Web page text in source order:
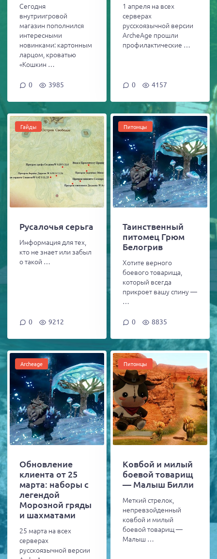
Сегодня
внутриигровой
магазин пополнился
интересными
новинками: картонным
ларцом, кроватью
«Кошкин …
0 3985
1 апреля на всех
серверах
русскоязычной версии
ArcheAge прошли
профилактические …
0 4157
Гайды
Русалочья серьга
Информация для тех,
кто не знает или забыл
о такой …
0 9212
Питомцы
Таинственный
питомец Грюм
Белогрив
Хотите верного
боевого товарища,
который всегда
прикроет вашу спину —
…
0 8835
Archeage
Обновление
клиента от 25
марта: наборы с
легендой
Морозной гряды
и шахматами
25 марта на всех
серверах
русскоязычной версии
Питомцы
Ковбой и милый
боевой товарищ
— Малыш Билли
Меткий стрелок,
непревзойденный
ковбой и милый
боевой товарищ —
Малыш …